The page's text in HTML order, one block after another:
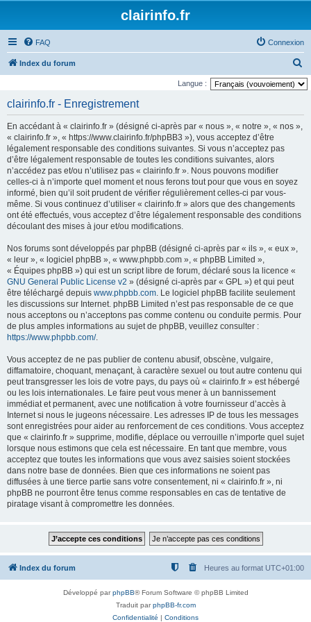
clairinfo.fr
FAQ Connexion
Index du forum
e
Langue :
clairinfo.fr - Enregistrement
En accédant à « clairinfo.fr » (désigné ci-après par « nous », « notre », « nos »,
« clairinfo.fr », « https://www.clairinfo.fr/phpBB3 »), vous acceptez d’être
légalement responsable des conditions suivantes. Si vous n’acceptez pas
d’être légalement responsable de toutes les conditions suivantes, alors
n’accédez pas et/ou n’utilisez pas « clairinfo.fr ». Nous pouvons modifier
celles-ci à n’importe quel moment et nous ferons tout pour que vous en soyez
informé, bien qu’il soit prudent de vérifier régulièrement celles-ci par vous-
même. Si vous continuez d’utiliser « clairinfo.fr » alors que des changements
ont été effectués, vous acceptez d’être légalement responsable des conditions
découlant des mises à jour et/ou modifications.
Nos forums sont développés par phpBB (désigné ci-après par « ils », « eux »,
« leur », « logiciel phpBB », « www.phpbb.com », « phpBB Limited »,
« Équipes phpBB ») qui est un script libre de forum, déclaré sous la licence «
GNU General Public License v2 » (désigné ci-après par « GPL ») et qui peut
être téléchargé depuis www.phpbb.com. Le logiciel phpBB facilite seulement
les discussions sur Internet. phpBB Limited n’est pas responsable de ce que
nous acceptons ou n’acceptons pas comme contenu ou conduite permis. Pour
de plus amples informations au sujet de phpBB, veuillez consulter :
https://www.phpbb.com/.
Vous acceptez de ne pas publier de contenu abusif, obscène, vulgaire,
diffamatoire, choquant, menaçant, à caractère sexuel ou tout autre contenu qui
peut transgresser les lois de votre pays, du pays où « clairinfo.fr » est hébergé
ou les lois internationales. Le faire peut vous mener à un bannissement
immédiat et permanent, avec une notification à votre fournisseur d’accès à
Internet si nous le jugeons nécessaire. Les adresses IP de tous les messages
sont enregistrées pour aider au renforcement de ces conditions. Vous acceptez
que « clairinfo.fr » supprime, modifie, déplace ou verrouille n’importe quel sujet
lorsque nous estimons que cela est nécessaire. En tant que membre, vous
acceptez que toutes les informations que vous avez saisies soient stockées
dans notre base de données. Bien que ces informations ne soient pas
diffusées à une tierce partie sans votre consentement, ni « clairinfo.fr », ni
phpBB ne pourront être tenus comme responsables en cas de tentative de
piratage visant à compromettre les données.
Index du forum Heures au format UTC+01:00
Développé parphpBB® Forum Software © phpBB Limited
Traduit parphpBB-fr.com
Confidentialité | Conditions